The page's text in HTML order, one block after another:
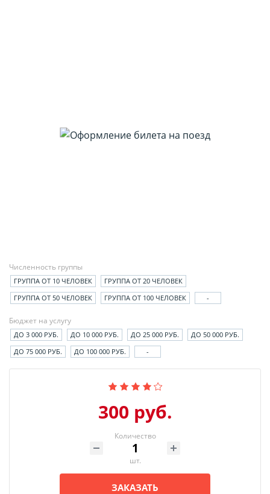
Численность группы
ГРУППА ОТ 10 ЧЕЛОВЕК
ГРУППА ОТ 20 ЧЕЛОВЕК
ГРУППА ОТ 50 ЧЕЛОВЕК
ГРУППА ОТ 100 ЧЕЛОВЕК -
Бюджет на услугу
ДО 3 000 РУБ. ДО 10 000 РУБ. ДО 25 000 РУБ.
ДО 50 000 РУБ.
ДО 75 000 РУБ.
ДО 100 000 РУБ. -
300 руб.
Количество
шт.
ЗАКАЗАТЬ